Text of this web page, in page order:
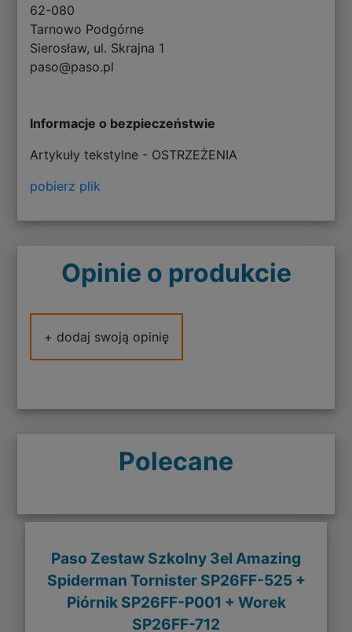
62-080
Tarnowo Podgórne
Sierosław, ul. Skrajna 1
paso@paso.pl
Informacje o bezpieczeństwie
Artykuły tekstylne - OSTRZEŻENIA
pobierz plik
Opinie o produkcie
+ dodaj swoją opinię
Polecane
Paso Zestaw Szkolny 3el Amazing
Spiderman Tornister SP26FF-525 +
Piórnik SP26FF-P001 + Worek
SP26FF-712